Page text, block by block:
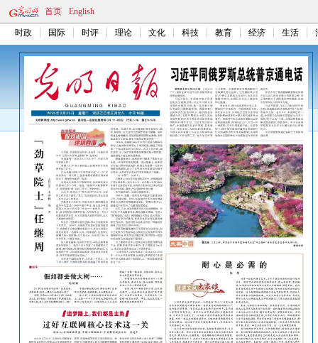
首页 English
时政 国际 时评 理论 文化 科技 教育 经济 生活